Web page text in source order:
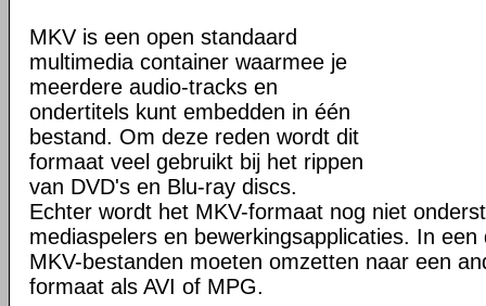
MKV is een open standaard
multimedia container waarmee je
meerdere audio-tracks en
ondertitels kunt embedden in één
bestand. Om deze reden wordt dit
formaat veel gebruikt bij het rippen
van DVD's en Blu-ray discs.
Echter wordt het MKV-formaat nog niet
mediaspelers en bewerkingsapplicaties. In
MKV-bestanden moeten omzetten naar een
formaat als AVI of MPG.